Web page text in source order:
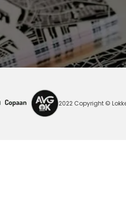
2022 Copyright ©